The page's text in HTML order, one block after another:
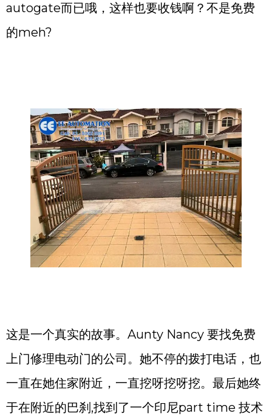
autogate而已哦，这样也要收钱啊？不是免费
的meh?
这是一个真实的故事。Aunty Nancy 要找免费
上门修理电动门的公司。她不停的拨打电话，也
一直在她住家附近，一直挖呀挖呀挖。最后她终
于在附近的巴刹,找到了一个印尼part time 技术